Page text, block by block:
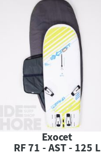
Exocet
RF 71 - AST - 125 L